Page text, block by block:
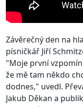
Závěrečný den na
písničkář Jiří
"Moje první
že mě tam někdo
dodnes," uvedl.
Jakub Děkan a